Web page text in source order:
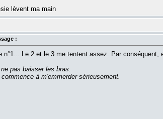
lèvent ma main
:
Le 2 et le 3 me tentent assez. Par
pas baisser les bras.
à m'emmerder sérieusement.